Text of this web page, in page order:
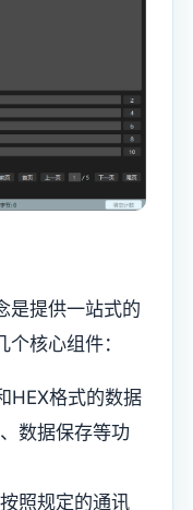
是提供一站式的
核心组件：
HEX格式的数据
数据保存等功
照规定的通讯